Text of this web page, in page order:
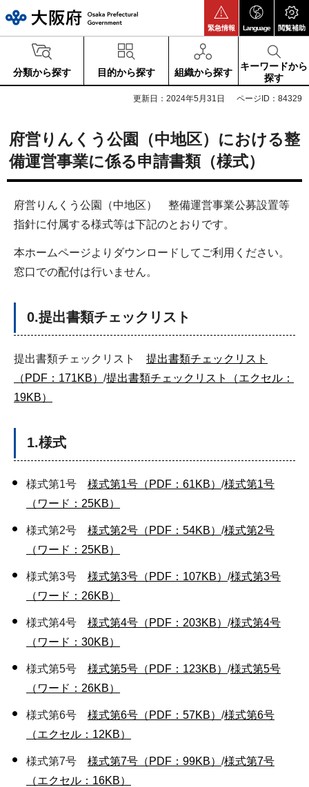
緊急情報 Language 閲覧補助
分類から探す 目的から探す 組織から探す
キーワードから
探す
更新日：2024年5月31日 ページID：84329
府営りんくう公園（中地区）における整
備運営事業に係る申請書類（様式）
府営りんくう公園（中地区） 整備運営事業公募設置等
指針に付属する様式等は下記のとおりです。
本ホームページよりダウンロードしてご利用ください。
窓口での配付は行いません。
0.提出書類チェックリスト
提出書類チェックリスト 提出書類チェックリスト
（PDF：171KB） /提出書類チェックリスト（エクセル：
19KB）
1.様式
様式第1号 様式第1号（PDF：61KB） /様式第1号
（ワード：25KB）
様式第2号 様式第2号（PDF：54KB） /様式第2号
（ワード：25KB）
様式第3号 様式第3号（PDF：107KB） /様式第3号
（ワード：26KB）
様式第4号 様式第4号（PDF：203KB） /様式第4号
（ワード：30KB）
様式第5号 様式第5号（PDF：123KB） /様式第5号
（ワード：26KB）
様式第6号 様式第6号（PDF：57KB） /様式第6号
（エクセル：12KB）
様式第7号 様式第7号（PDF：99KB） /様式第7号
（エクセル：16KB）